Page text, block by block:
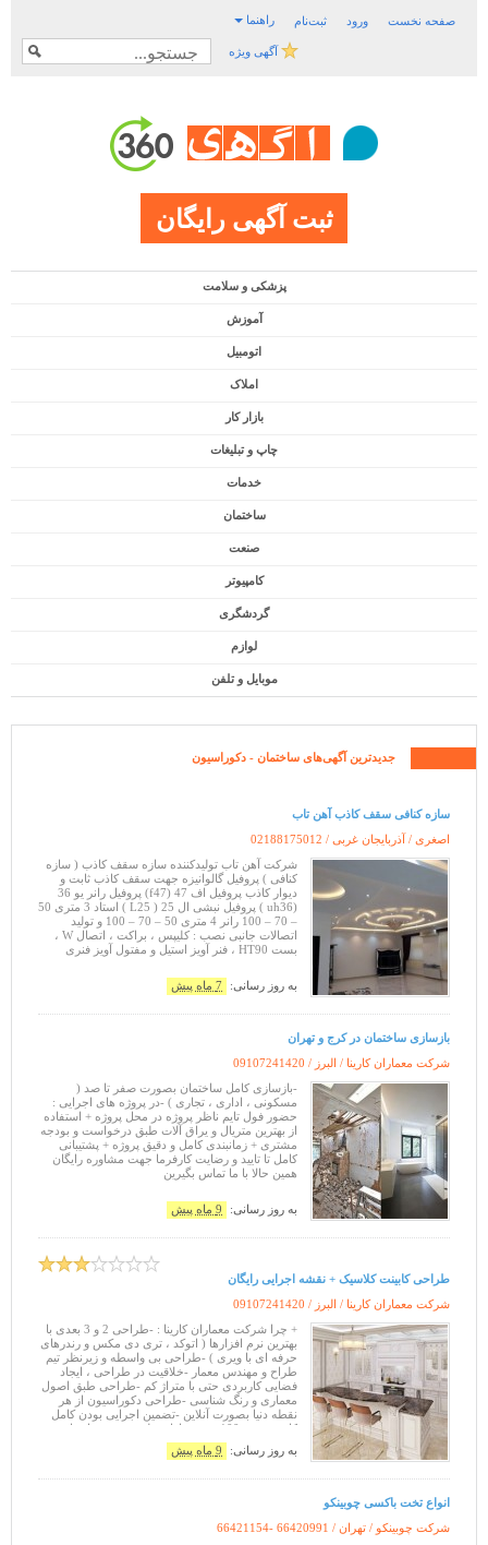
صفحه نخست ورود ثبت‌نام راهنما
آگهی ویژه
ثبت آگهی رایگان
پزشکی و سلامت
آموزش
اتومبیل
املاک
بازار کار
چاپ و تبلیغات
خدمات
ساختمان
صنعت
کامپیوتر
گردشگری
لوازم
موبایل و تلفن
جدیدترین آگهی‌های ساختمان - دکوراسیون
سازه کنافی سقف کاذب آهن تاب
اصغری / آذربایجان غربی / 02188175012
شرکت آهن تاب تولیدکننده سازه سقف کاذب ( سازه
کنافی ) پروفیل گالوانیزه جهت سقف کاذب ثابت و
دیوار کاذب پروفیل اف 47 (f47) پروفیل رانر یو 36
(uh36 ) پروفیل نبشی ال 25 ( L25 ) استاد 3 متری 50
– 70 – 100 رانر 4 متری 50 – 70 – 100 و تولید
اتصالات جانبی نصب : کلیپس ، براکت ، اتصال W ،
بست HT90 ، فنر آویز استیل و مفتول آویز فنری
به روز رسانی: 7 ماه پیش
بازسازی ساختمان در کرج و تهران
شرکت معماران کارینا / البرز / 09107241420
-بازسازی کامل ساختمان بصورت صفر تا صد (
مسکونی ، اداری ، تجاری ) -در پروژه های اجرایی :
حضور فول تایم ناظر پروژه در محل پروژه + استفاده
از بهترین متریال و یراق آلات طبق درخواست و بودجه
مشتری + زمانبندی کامل و دقیق پروژه + پشتیبانی
کامل تا تایید و رضایت کارفرما جهت مشاوره رایگان
همین حالا با ما تماس بگیرین
به روز رسانی: 9 ماه پیش
طراحی کابینت کلاسیک + نقشه اجرایی رایگان
شرکت معماران کارینا / البرز / 09107241420
+ چرا شرکت معماران کارینا : -طراحی 2 و 3 بعدی با
بهترین نرم افزارها ( اتوکد ، تری دی مکس و رندرهای
حرفه ای با ویری ) -طراحی بی واسطه و زیرنظر تیم
طراح و مهندس معمار -خلاقیت در طراحی ، ایجاد
فضایی کاربردی حتی با متراژ کم -طراحی طبق اصول
معماری و رنگ شناسی -طراحی دکوراسیون از هر
نقطه دنیا بصورت آنلاین -تضمین اجرایی بودن کامل
کار بصورت 100 درصد -ارائه طرح و نقشه اجرایی
کابینت بصورت رایگان -پ
به روز رسانی: 9 ماه پیش
انواع تخت باکسی چوبینکو
شرکت چوبینکو / تهران / 66421154- 66420991